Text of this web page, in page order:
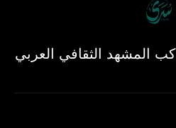
المشهد الثقافي العربي